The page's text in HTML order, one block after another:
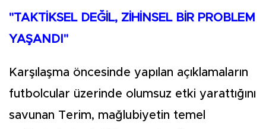
"TAKTİKSEL DEĞİL, ZİHİNSEL BİR PROBLEM
YAŞANDI"
Karşılaşma öncesinde yapılan açıklamaların
futbolcular üzerinde olumsuz etki yarattığını
savunan Terim, mağlubiyetin temel